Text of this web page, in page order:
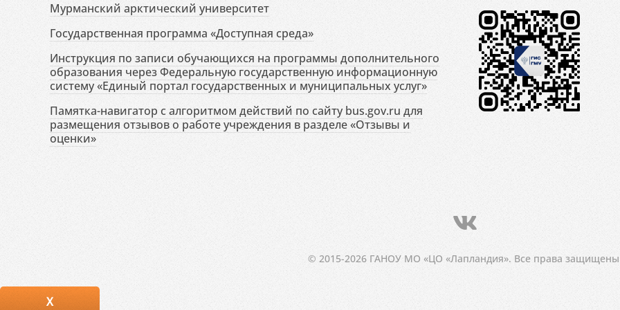
Мурманский арктический университет
Государственная программа «Доступная среда»
Инструкция по записи обучающихся на программы дополнительного
образования через Федеральную государственную информационную
систему «Единый портал государственных и муниципальных услуг»
Памятка-навигатор с алгоритмом действий по сайту bus.gov.ru для
размещения отзывов о работе учреждения в разделе «Отзывы и
оценки»
© 2015-2026 ГАНОУ МО «ЦО «Лапландия». Все права
X